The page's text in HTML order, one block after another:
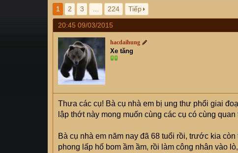
s
t
a
e
r
ử
i
1 2 3 224 Tiếp
20:45 09/03/2015
hacdaihung
Xe tăng
Thưa các cụ! Bà cụ nhà em bị ung thư phổi giai
lập thớt này mong muốn cùng các cụ có cùng
Bà cụ nhà em năm nay đã 68 tuổi rồi, trước kia
phong lấp hố bom ầm ầm, rồi làm công nhân vào